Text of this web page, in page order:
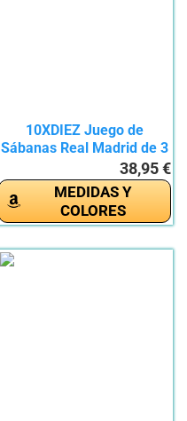
10XDIEZ Juego de
Sábanas Real Madrid de 3
38,95 €
MEDIDAS Y
COLORES